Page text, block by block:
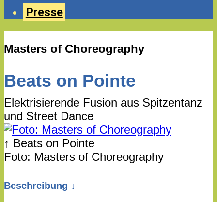
Presse
Masters of Choreography
Beats on Pointe
Elektrisierende Fusion aus Spitzentanz
und Street Dance
↑ Beats on Pointe
Foto: Masters of Choreography
Beschreibung ↓